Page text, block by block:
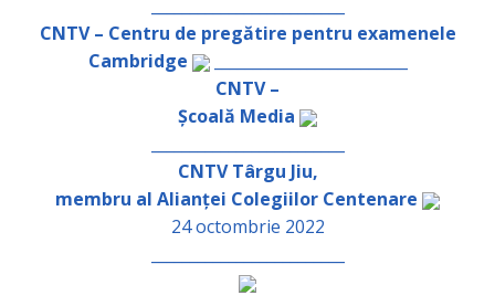
CNTV – Centru de pregătire pentru examenele
Cambridge
_________________________
CNTV –
Școală Media
CNTV Târgu Jiu,
membru al Alianței Colegiilor Centenare
24 octombrie 2022